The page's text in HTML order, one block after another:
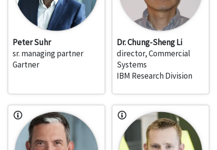
Peter Suhr
sr. managing partner
Gartner
Dr. Chung-Sheng Li
director, Commercial
Systems
IBM Research Division